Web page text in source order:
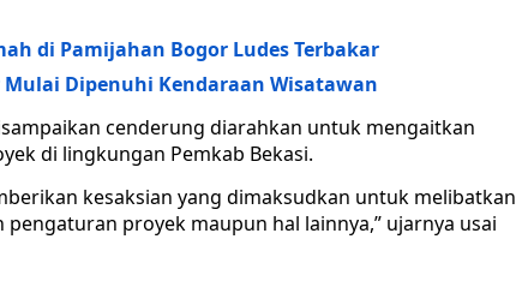
di Pamijahan Bogor Ludes Terbakar
Dipenuhi Kendaraan Wisatawan
cenderung diarahkan untuk mengaitkan
di lingkungan Pemkab Bekasi.
kesaksian yang dimaksudkan untuk melibatkan
proyek maupun hal lainnya,” ujarnya usai